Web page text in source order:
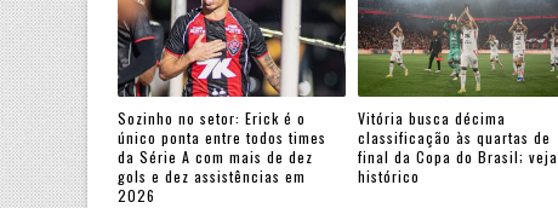
Sozinho no setor: Erick é o
único ponta entre todos times
da Série A com mais de dez
gols e dez assistências em
2026
Vitória busca décima
classificação às quartas de
final da Copa do Brasil; veja
histórico